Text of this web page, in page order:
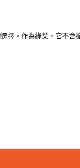
擇。作為綠葉，它不會